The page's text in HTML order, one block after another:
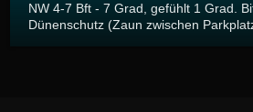
NW 4-7 Bft - 7 Grad, gefühlt 1 Grad.
Dünenschutz (Zaun zwischen